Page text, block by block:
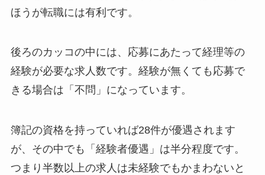
ほうが転職には有利です。
後ろのカッコの中には、応募にあたって経理等の
経験が必要な求人数です。経験が無くても応募で
きる場合は「不問」になっています。
簿記の資格を持っていれば28件が優遇されます
が、その中でも「経験者優遇」は半分程度です。
つまり半数以上の求人は未経験でもかまわないと